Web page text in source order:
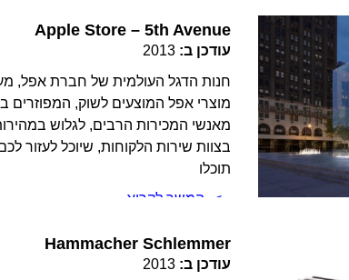
Apple Store – 5th Avenue
עודכן ב: 2013
חנות הדגל העולמית של חברת אפל,
מוצרי אפל המוצעים לשוק,
מאנשי המכירות הרבים, לגלוש
תוכלו
המשך לקרוא
Hammacher Schlemmer
עודכן ב: 2013